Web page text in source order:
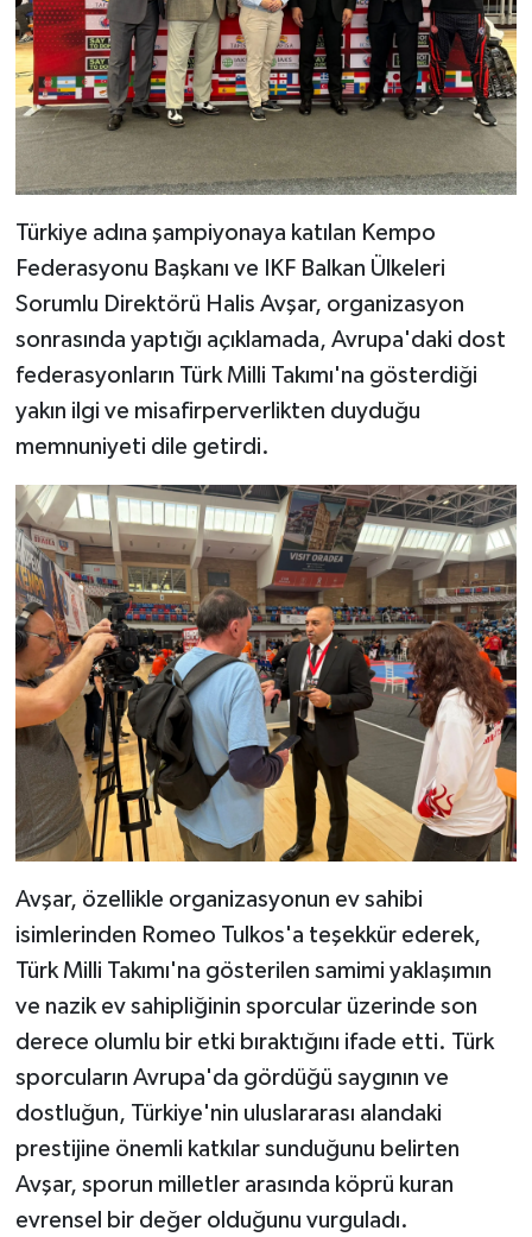
Türkiye adına şampiyonaya katılan Kempo
Federasyonu Başkanı ve IKF Balkan Ülkeleri
Sorumlu Direktörü Halis Avşar, organizasyon
sonrasında yaptığı açıklamada, Avrupa'daki dost
federasyonların Türk Milli Takımı'na gösterdiği
yakın ilgi ve misafirperverlikten duyduğu
memnuniyeti dile getirdi.
Avşar, özellikle organizasyonun ev sahibi
isimlerinden Romeo Tulkos'a teşekkür ederek,
Türk Milli Takımı'na gösterilen samimi yaklaşımın
ve nazik ev sahipliğinin sporcular üzerinde son
derece olumlu bir etki bıraktığını ifade etti. Türk
sporcuların Avrupa'da gördüğü saygının ve
dostluğun, Türkiye'nin uluslararası alandaki
prestijine önemli katkılar sunduğunu belirten
Avşar, sporun milletler arasında köprü kuran
evrensel bir değer olduğunu vurguladı.